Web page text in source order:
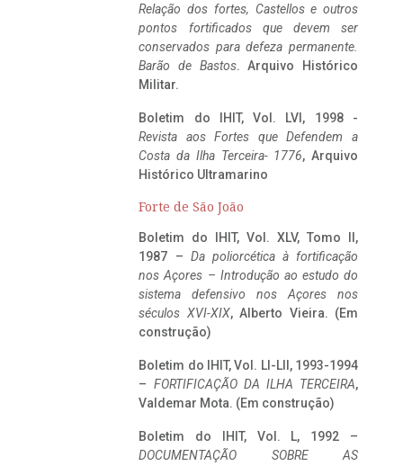
Relação dos fortes, Castellos e outros
pontos fortificados que devem ser
conservados para defeza permanente.
Barão de Bastos. Arquivo Histórico
Militar.
Boletim do IHIT, Vol. LVI, 1998 -
Revista aos Fortes que Defendem a
Costa da Ilha Terceira- 1776, Arquivo
Histórico Ultramarino
Forte de São João
Boletim do IHIT, Vol. XLV, Tomo II,
1987 – Da poliorcética à fortificação
nos Açores – Introdução ao estudo do
sistema defensivo nos Açores nos
séculos XVI-XIX, Alberto Vieira. (Em
construção)
Boletim do IHIT, Vol. LI-LII, 1993-1994
– FORTIFICAÇÃO DA ILHA TERCEIRA,
Valdemar Mota. (Em construção)
Boletim do IHIT, Vol. L, 1992 –
DOCUMENTAÇÃO SOBRE AS